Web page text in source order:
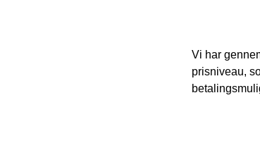
Vi har
prisniveau,